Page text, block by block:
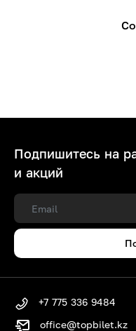
Подпишитесь на
и акций
+7 775 336 9484
office@topbilet.kz